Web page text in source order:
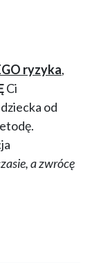
ryzyka,
Ci
od
a zwrócę